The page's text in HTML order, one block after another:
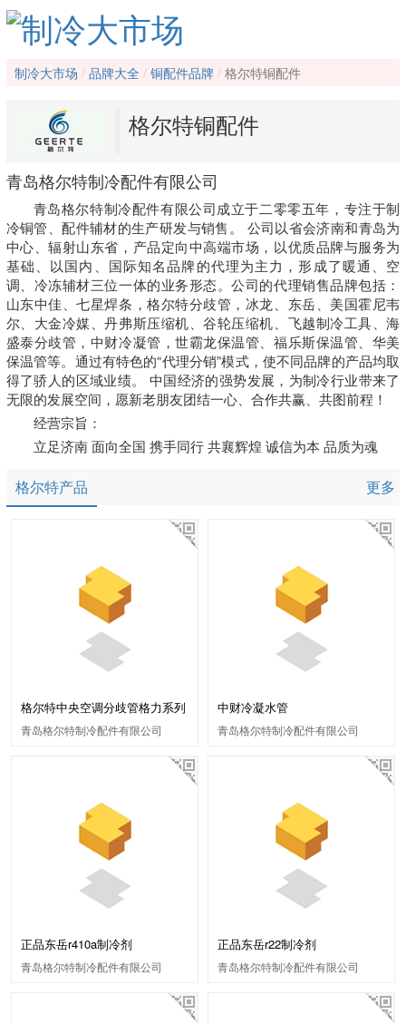
制冷大市场 品牌大全 铜配件品牌 格尔特铜配件
格尔特铜配件
青岛格尔特制冷配件有限公司
青岛格尔特制冷配件有限公司成立于二零零五年，专注于制
冷铜管、配件辅材的生产研发与销售。 公司以省会济南和青岛为
中心、辐射山东省，产品定向中高端市场，以优质品牌与服务为
基础、以国内、国际知名品牌的代理为主力，形成了暖通、空
调、冷冻辅材三位一体的业务形态。公司的代理销售品牌包括：
山东中佳、七星焊条，格尔特分歧管，冰龙、东岳、美国霍尼韦
尔、大金冷媒、丹弗斯压缩机、谷轮压缩机、飞越制冷工具、海
盛泰分歧管，中财冷凝管，世霸龙保温管、福乐斯保温管、华美
保温管等。通过有特色的“代理分销”模式，使不同品牌的产品均取
得了骄人的区域业绩。 中国经济的强势发展，为制冷行业带来了
无限的发展空间，愿新老朋友团结一心、合作共赢、共图前程！
经营宗旨：
立足济南 面向全国 携手同行 共襄辉煌 诚信为本 品质为魂
格尔特产品 更多
格尔特中央空调分歧管格力系列
青岛格尔特制冷配件有限公司
中财冷凝水管
青岛格尔特制冷配件有限公司
正品东岳r410a制冷剂
青岛格尔特制冷配件有限公司
正品东岳r22制冷剂
青岛格尔特制冷配件有限公司